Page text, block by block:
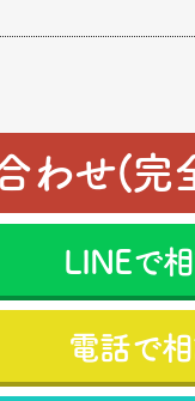
わせ(完
LINEで
電話で